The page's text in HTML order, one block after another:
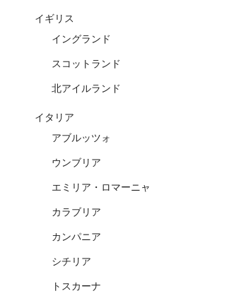
イギリス
イングランド
スコットランド
北アイルランド
イタリア
アブルッツォ
ウンブリア
エミリア・ロマーニャ
カラブリア
カンパニア
シチリア
トスカーナ